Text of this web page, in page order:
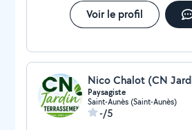
Voir le profil
Paysagiste
Saint-Aunès (Saint-Aunès)
-/5